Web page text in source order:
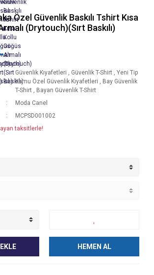
Özel Güvenlik Baskılı Tshirt Kısa
(Drytouch)(Sırt Baskılı)
Güvenlik Kıyafetleri , Güvenlik T-Shirt ,Yeni Tip
Kamu Özel Güvenlik Kıyafetleri , Bay Güvenlik
T-Shirt , Bayan Güvenlik T-Shirt
Moda Canel
MCPSD001002
taksitlerle!
HEMEN AL